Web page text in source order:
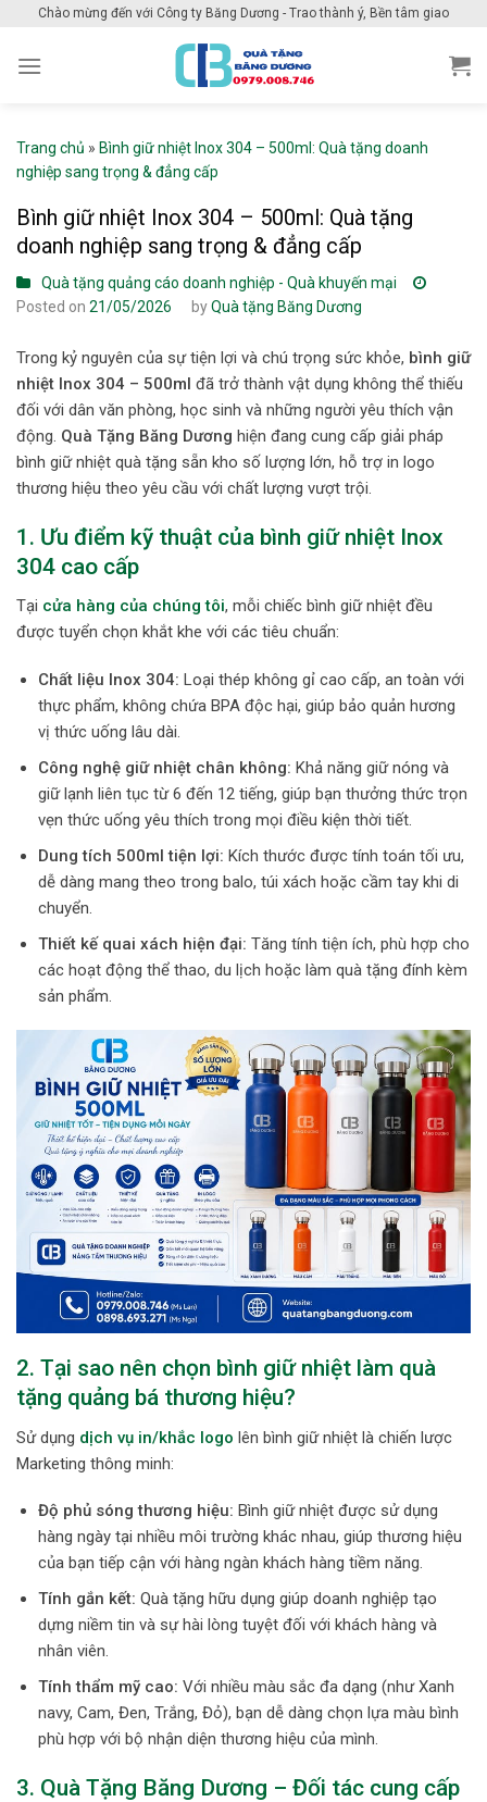
content
Chào mừng đến với Công ty Băng Dương - Trao thành ý, Bền tâm giao
Trang chủ » Bình giữ nhiệt Inox 304 – 500ml: Quà tặng doanh
nghiệp sang trọng & đẳng cấp
Bình giữ nhiệt Inox 304 – 500ml: Quà tặng
doanh nghiệp sang trọng & đẳng cấp
Quà tặng quảng cáo doanh nghiệp - Quà khuyến mại
Posted on 21/05/2026 byQuà tặng Băng Dương
Trong kỷ nguyên của sự tiện lợi và chú trọng sức khỏe, bình giữ
nhiệt Inox 304 – 500ml đã trở thành vật dụng không thể thiếu
đối với dân văn phòng, học sinh và những người yêu thích vận
động. Quà Tặng Băng Dương hiện đang cung cấp giải pháp
bình giữ nhiệt quà tặng sẵn kho số lượng lớn, hỗ trợ in logo
thương hiệu theo yêu cầu với chất lượng vượt trội.
1. Ưu điểm kỹ thuật của bình giữ nhiệt Inox
304 cao cấp
Tại cửa hàng của chúng tôi, mỗi chiếc bình giữ nhiệt đều
được tuyển chọn khắt khe với các tiêu chuẩn:
Chất liệu Inox 304: Loại thép không gỉ cao cấp, an toàn với
thực phẩm, không chứa BPA độc hại, giúp bảo quản hương
vị thức uống lâu dài.
Công nghệ giữ nhiệt chân không: Khả năng giữ nóng và
giữ lạnh liên tục từ 6 đến 12 tiếng, giúp bạn thưởng thức trọn
vẹn thức uống yêu thích trong mọi điều kiện thời tiết.
Dung tích 500ml tiện lợi: Kích thước được tính toán tối ưu,
dễ dàng mang theo trong balo, túi xách hoặc cầm tay khi di
chuyển.
Thiết kế quai xách hiện đại: Tăng tính tiện ích, phù hợp cho
các hoạt động thể thao, du lịch hoặc làm quà tặng đính kèm
sản phẩm.
2. Tại sao nên chọn bình giữ nhiệt làm quà
tặng quảng bá thương hiệu?
Sử dụng dịch vụ in/khắc logo lên bình giữ nhiệt là chiến lược
Marketing thông minh:
Độ phủ sóng thương hiệu: Bình giữ nhiệt được sử dụng
hàng ngày tại nhiều môi trường khác nhau, giúp thương hiệu
của bạn tiếp cận với hàng ngàn khách hàng tiềm năng.
Tính gắn kết: Quà tặng hữu dụng giúp doanh nghiệp tạo
dựng niềm tin và sự hài lòng tuyệt đối với khách hàng và
nhân viên.
Tính thẩm mỹ cao: Với nhiều màu sắc đa dạng (như Xanh
navy, Cam, Đen, Trắng, Đỏ), bạn dễ dàng chọn lựa màu bình
phù hợp với bộ nhận diện thương hiệu của mình.
3. Quà Tặng Băng Dương – Đối tác cung cấp